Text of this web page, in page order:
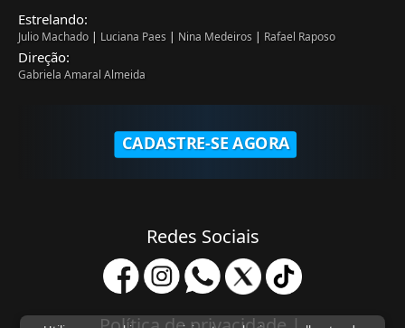
Estrelando:
Julio Machado | Luciana Paes | Nina Medeiros | Rafael Raposo
Direção:
Gabriela Amaral Almeida
CADASTRE-SE AGORA
Redes Sociais